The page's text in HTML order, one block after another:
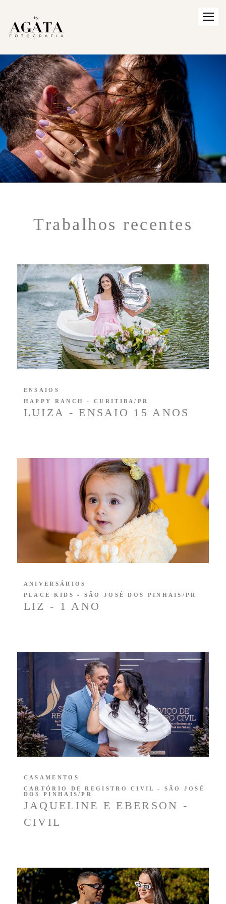
Trabalhos recentes
LUIZA - ENSAIO 15 ANOS
ENSAIOS
HAPPY RANCH - CURITIBA/PR
LIZ - 1 ANO
ANIVERSÁRIOS
PLACE KIDS - SÃO JOSÉ DOS PINHAIS/PR
JAQUELINE E EBERSON -
CIVIL
CASAMENTOS
CARTÓRIO DE REGISTRO CIVIL - SÃO JOSÉ
DOS PINHAIS/PR